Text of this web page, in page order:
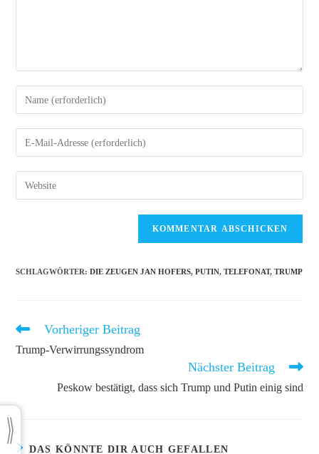
Gib
deinen
Namen
oder
zum
Kommentieren
Gib
deine
E-
Mail-
Gib
deine
(optional)
SCHLAGWÖRTER:DIE ZEUGEN JAN HOFERS, PUTIN, TELEFONAT, TRUMP
Weitere
ansehen
Vorheriger Beitrag
Trump-Verwirrungssyndrom
Nächster Beitrag
Peskow bestätigt, dass sich Trump und Putin einig sind
DAS KÖNNTE DIR AUCH GEFALLEN